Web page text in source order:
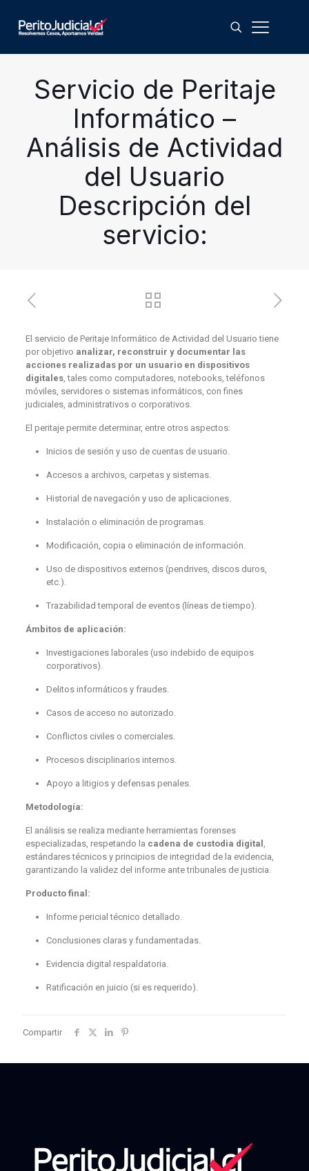
Servicio de Peritaje
Informático –
Análisis de Actividad
del Usuario
Descripción del
servicio:
El servicio de Peritaje Informático de Actividad del Usuario tiene
por objetivo analizar, reconstruir y documentar las
acciones realizadas por un usuario en dispositivos
digitales, tales como computadores, notebooks, teléfonos
móviles, servidores o sistemas informáticos, con fines
judiciales, administrativos o corporativos.
El peritaje permite determinar, entre otros aspectos:
Inicios de sesión y uso de cuentas de usuario.
Accesos a archivos, carpetas y sistemas.
Historial de navegación y uso de aplicaciones.
Instalación o eliminación de programas.
Modificación, copia o eliminación de información.
Uso de dispositivos externos (pendrives, discos duros,
etc.).
Trazabilidad temporal de eventos (líneas de tiempo).
Ámbitos de aplicación:
Investigaciones laborales (uso indebido de equipos
corporativos).
Delitos informáticos y fraudes.
Casos de acceso no autorizado.
Conflictos civiles o comerciales.
Procesos disciplinarios internos.
Apoyo a litigios y defensas penales.
Metodología:
El análisis se realiza mediante herramientas forenses
especializadas, respetando la cadena de custodia digital ,
estándares técnicos y principios de integridad de la evidencia,
garantizando la validez del informe ante tribunales de justicia.
Producto final:
Informe pericial técnico detallado.
Conclusiones claras y fundamentadas.
Evidencia digital respaldatoria.
Ratificación en juicio (si es requerido).
Compartir